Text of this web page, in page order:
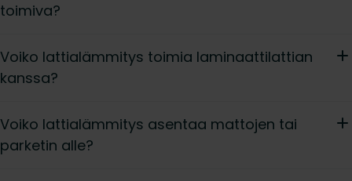
toimiva?
Voiko lattialämmitys toimia laminaattilattian
kanssa?
Voiko lattialämmitys asentaa mattojen tai
parketin alle?